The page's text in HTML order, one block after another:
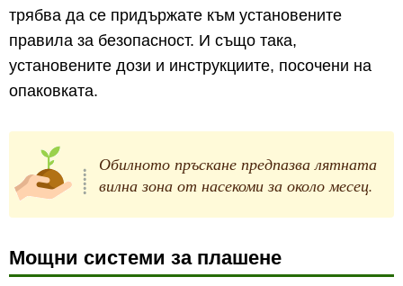
трябва да се придържате към установените
правила за безопасност. И също така,
установените дози и инструкциите, посочени на
опаковката.
Обилното пръскане предпазва лятната
вилна зона от насекоми за около месец.
Мощни системи за плашене